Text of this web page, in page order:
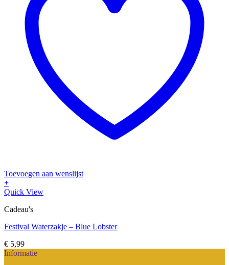
Toevoegen aan wenslijst
+
Quick View
Cadeau's
Festival Waterzakje – Blue Lobster
€ 5,99
Informatie